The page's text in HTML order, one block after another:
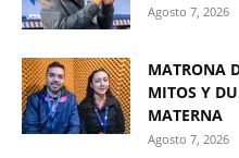
Agosto 7, 2026
MATRONA
MITOS Y
MATERNA
Agosto 7, 2026